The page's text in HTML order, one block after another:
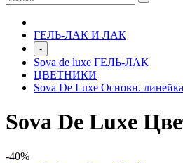
ГЕЛЬ-ЛАК И ЛАК
-
Sova de luxe ГЕЛЬ-ЛАК
ЦВЕТНИКИ
Sova De Luxe Основн.
Sova De Luxe
-40%